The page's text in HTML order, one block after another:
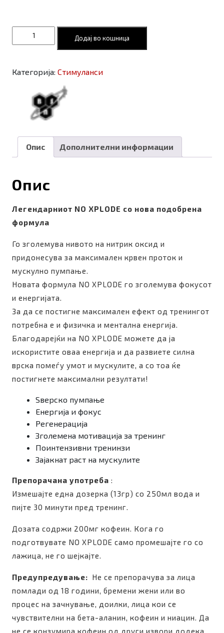
Xplode
formula
количина
Додај во кошница
Категорија: Стимуланси
Опис Дополнителни информации
Опис
Легендарниот NO XPLODE со нова подобрена
формула
Го зголемува нивото на нитрик оксид и
придонесува за максимален крвен проток и
мускулно пумпање.
Новата формула NO XPLODE го зголемува фокусот
и енергијата.
За да се постигне максимален ефект од тренингот
потребна е и физичка и ментална енергија.
Благодарејќи на NO XPLODE можете да ја
искористите оваа енергија и да развиете силна
врска помеѓу умот и мускулите, а со тоа ќе
постигнете максимални резултати!
Ѕверско пумпање
Енергија и фокус
Регенерација
Зголемена мотивација за тренинг
Поинтензивни тренинзи
Зајакнат раст на мускулите
Препорачана употреба :
Измешајте една дозерка (13гр) со 250мл вода и
пијте 30 минути пред тренинг.
Дозата содржи 200мг кофеин. Кога го
подготвувате NO XPLODE само промешајте го со
лажица, не го шејкајте.
Предупредување: Не се препорачува за лица
помлади од 18 години, бремени жени или во
процес на зачнување, доилки, лица кои се
чувствителни на бета-аланин, кофеин и ниацин. Да
не се конзумира кофеин од други извори додека